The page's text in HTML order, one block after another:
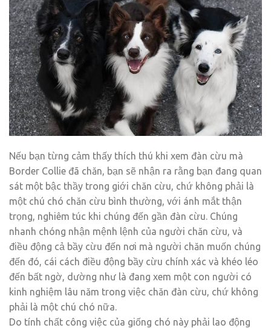
Nếu bạn từng cảm thấy thích thú khi xem đàn cừu mà
Border Collie đã chăn, bạn sẽ nhận ra rằng bạn đang quan
sát một bậc thầy trong giới chăn cừu, chứ không phải là
một chú chó chăn cừu bình thường, với ánh mắt thận
trọng, nghiêm túc khi chúng đến gần đàn cừu. Chúng
nhanh chóng nhận mệnh lệnh của người chăn cừu, và
điều động cả bầy cừu đến nơi mà người chăn muốn chúng
đến đó, cái cách điều động bầy cừu chính xác và khéo léo
đến bất ngờ, dường như là đang xem một con người có
kinh nghiệm lâu năm trong việc chăn đàn cừu, chứ không
phải là một chú chó nữa.
Do tính chất công việc của giống chó này phải lao động